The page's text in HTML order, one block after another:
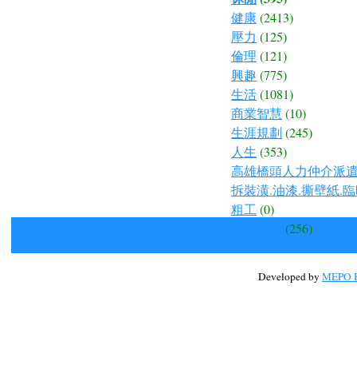
健康(2413)
壓力 (125)
倫理 (121)
興趣 (775)
生活(1081)
商業智慧 (10)
生涯規劃 (245)
人生 (353)
高雄橋頭人力仲介派
拆裝潢.油漆.撕壁紙.
粗工(0)
(256)
Developed by MEPO